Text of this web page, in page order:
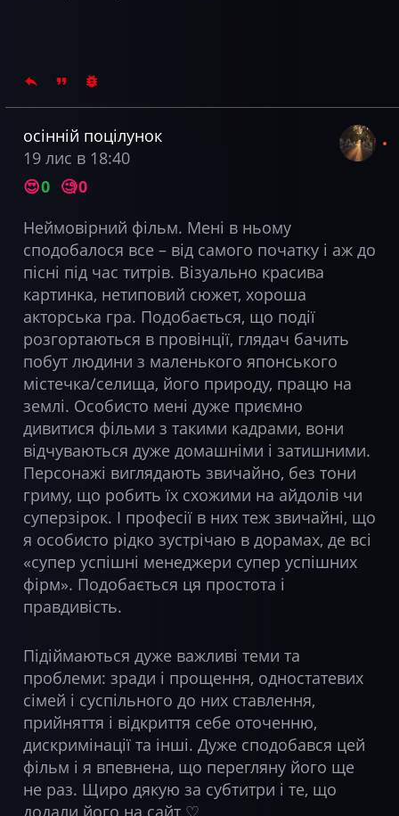
осінній поцілунок
19 лис в 18:40
😍0 🧐0
Неймовірний фільм. Мені в ньому
сподобалося все – від самого початку і аж до
пісні під час титрів. Візуально красива
картинка, нетиповий сюжет, хороша
акторська гра. Подобається, що події
розгортаються в провінції, глядач бачить
побут людини з маленького японського
містечка/селища, його природу, працю на
землі. Особисто мені дуже приємно
дивитися фільми з такими кадрами, вони
відчуваються дуже домашніми і затишними.
Персонажі виглядають звичайно, без тони
гриму, що робить їх схожими на айдолів чи
суперзірок. І професії в них теж звичайні, що
я особисто рідко зустрічаю в дорамах, де всі
«супер успішні менеджери супер успішних
фірм». Подобається ця простота і
правдивість.
Підіймаються дуже важливі теми та
проблеми: зради і прощення, одностатевих
сімей і суспільного до них ставлення,
прийняття і відкриття себе оточенню,
дискримінації та інші. Дуже сподобався цей
фільм і я впевнена, що перегляну його ще
не раз. Щиро дякую за субтитри і те, що
додали його на сайт ♡